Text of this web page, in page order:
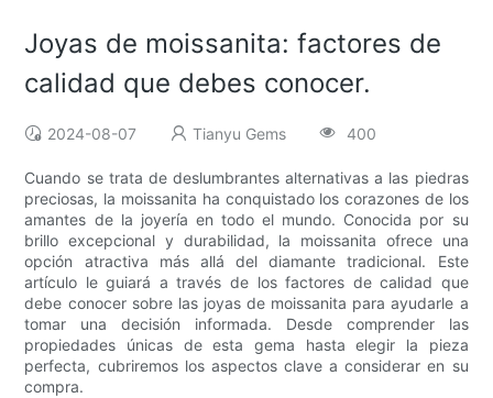
Joyas de moissanita: factores de
calidad que debes conocer.
2024-08-07 Tianyu Gems 400
Cuando se trata de deslumbrantes alternativas a las piedras
preciosas, la moissanita ha conquistado los corazones de los
amantes de la joyería en todo el mundo. Conocida por su
brillo excepcional y durabilidad, la moissanita ofrece una
opción atractiva más allá del diamante tradicional. Este
artículo le guiará a través de los factores de calidad que
debe conocer sobre las joyas de moissanita para ayudarle a
tomar una decisión informada. Desde comprender las
propiedades únicas de esta gema hasta elegir la pieza
perfecta, cubriremos los aspectos clave a considerar en su
compra.